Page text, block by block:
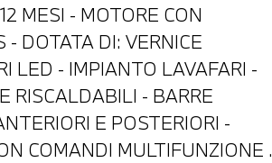
MESI - MOTORE CON
DOTATA DI: VERNICE
LED - IMPIANTO LAVAFARI -
RISCALDABILI - BARRE
E POSTERIORI -
COMANDI MULTIFUNZIONE -